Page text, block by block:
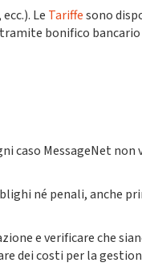
Le Tariffesono
bonifico bancario
MessageNet non
né penali, anche
e verificare che
costi per la